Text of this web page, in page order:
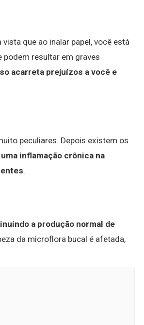
que ao inalar papel, você está
resultar em graves
acarreta prejuízos a você e
peculiares. Depois existem os
inflamação crônica na
.
a produção normal de
da microflora bucal é afetada,